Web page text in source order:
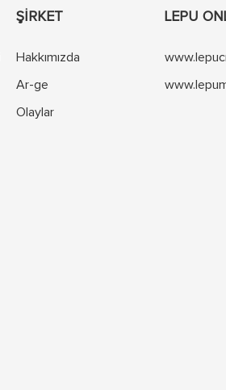
ŞIRKET
Hakkımızda
Ar-ge
Olaylar
LEPU